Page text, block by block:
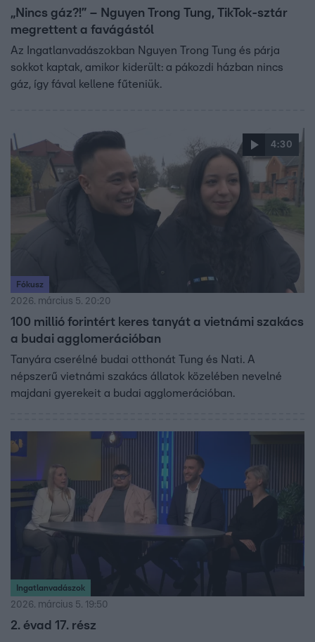
„Nincs gáz?!” – Nguyen Trong Tung, TikTok-sztár
megrettent a favágástól
Az Ingatlanvadászokban Nguyen Trong Tung és párja
sokkot kaptak, amikor kiderült: a pákozdi házban nincs
gáz, így fával kellene fűteniük.
4:30
Fókusz
2026. március 5. 20:20
100 millió forintért keres tanyát a vietnámi szakács
a budai agglomerációban
Tanyára cserélné budai otthonát Tung és Nati. A
népszerű vietnámi szakács állatok közelében nevelné
majdani gyerekeit a budai agglomerációban.
Ingatlanvadászok
2026. március 5. 19:50
2. évad 17. rész